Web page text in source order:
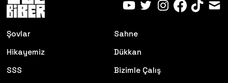
Şovlar
Sahne
Hikayemiz
Dükkan
SSS
Bizimle Çalış